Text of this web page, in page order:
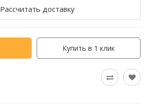
Рассчитать доставку
Купить в 1 клик